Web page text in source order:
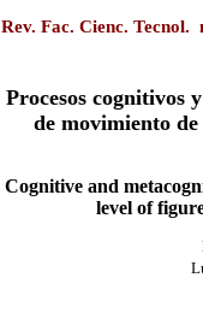
Rev. Fac. Cienc. Tecnol.
Procesos cognitivos
de movimiento
Cognitive and
level of